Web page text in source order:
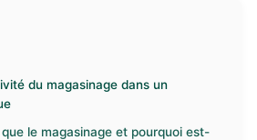
du magasinage dans un
que le magasinage et pourquoi est-